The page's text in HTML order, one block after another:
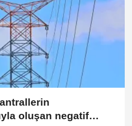
oluşan negatif